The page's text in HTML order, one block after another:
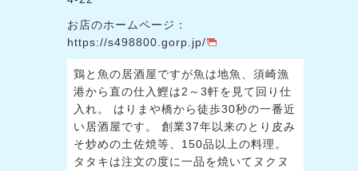
お店のホームページ：
https://s498800.gorp.jp/
鶏と魚の居酒屋ですが魚は地魚、須崎漁
港から直の仕入鰹は2～3軒を見て回り仕
入れ。 はりまや橋から徒歩30秒の一番近
い居酒屋です。 創業37年以来のとり皮み
そ炒めの土佐焼等、150品以上の料理。
タタキは注文の度に一品を焼いてヌクヌ